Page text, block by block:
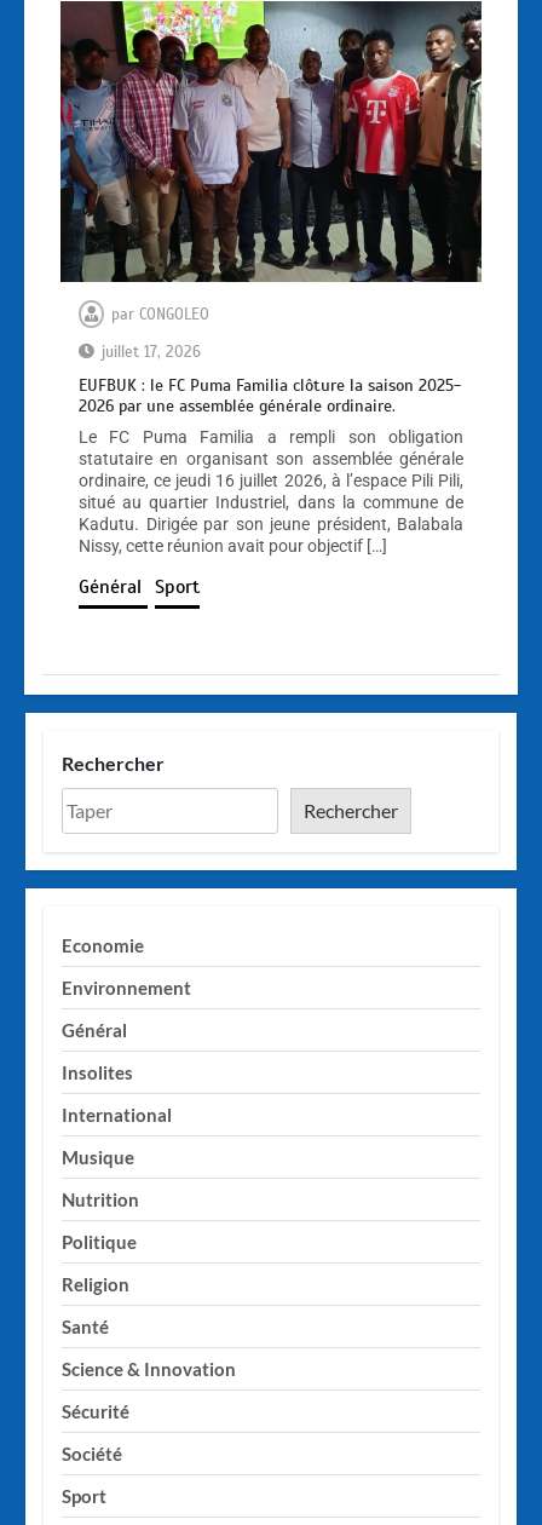
par CONGOLEO
juillet 17, 2026
EUFBUK : le FC Puma Familia clôture la saison 2025-
2026 par une assemblée générale ordinaire.
Le FC Puma Familia a rempli son obligation
statutaire en organisant son assemblée générale
ordinaire, ce jeudi 16 juillet 2026, à l’espace Pili Pili,
situé au quartier Industriel, dans la commune de
Kadutu. Dirigée par son jeune président, Balabala
Nissy, cette réunion avait pour objectif […]
Général Sport
Rechercher
Rechercher
Economie
Environnement
Général
Insolites
International
Musique
Nutrition
Politique
Religion
Santé
Science & Innovation
Sécurité
Société
Sport